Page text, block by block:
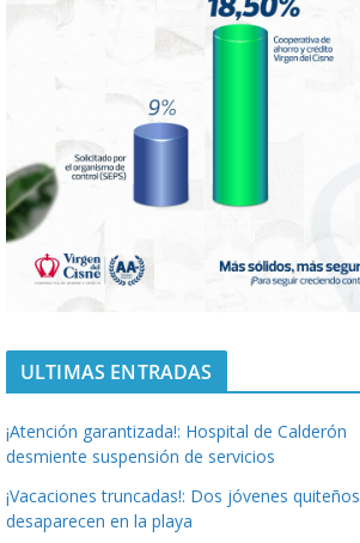
ULTIMAS ENTRADAS
¡Atención garantizada!: Hospital de Calderón
desmiente suspensión de servicios
¡Vacaciones truncadas!: Dos jóvenes quiteños
desaparecen en la playa